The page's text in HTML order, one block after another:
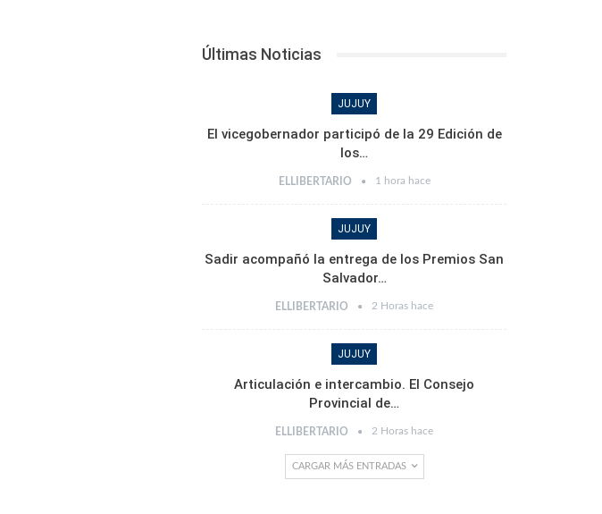
Últimas Noticias
JUJUY
El vicegobernador participó de la 29 Edición de
los…
ELLIBERTARIO 1 hora hace
JUJUY
Sadir acompañó la entrega de los Premios San
Salvador…
ELLIBERTARIO 2 Horas hace
JUJUY
Articulación e intercambio. El Consejo
Provincial de…
ELLIBERTARIO 2 Horas hace
CARGAR MÁS ENTRADAS